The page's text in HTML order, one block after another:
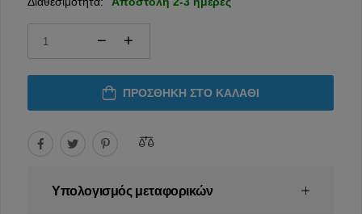
ΠΡΟΣΘΉΚΗ ΣΤΟ ΚΑΛΆΘΙ
Υπολογισμός μεταφορικών